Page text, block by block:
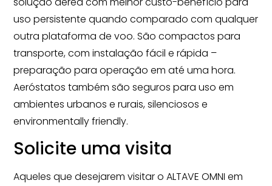
uso persistente quando comparado com qualquer
outra plataforma de voo. São compactos para
transporte, com instalação fácil e rápida –
preparação para operação em até uma hora.
Aeróstatos também são seguros para uso em
ambientes urbanos e rurais, silenciosos e
environmentally friendly.
Solicite uma visita
Aqueles que desejarem visitar o ALTAVE OMNI em